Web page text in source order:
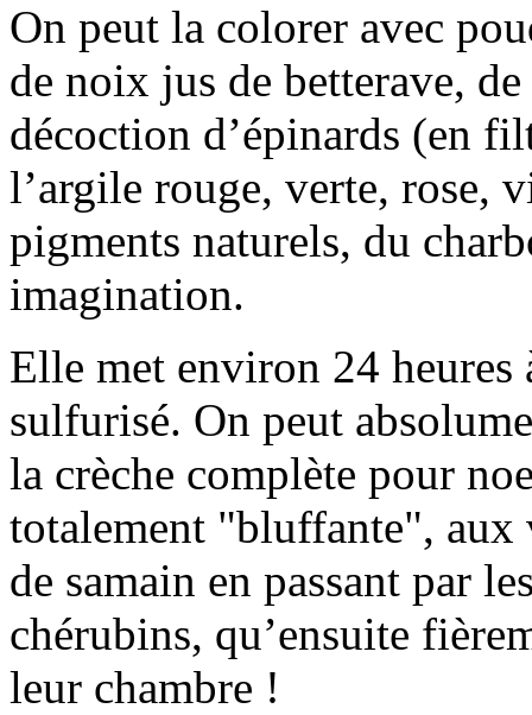
On peut la colorer avec
de noix jus de betterave,
décoction d’épinards (en
l’argile rouge, verte, rose,
pigments naturels, du
imagination.
Elle met environ 24 heures
sulfurisé. On peut
la crèche complète pour
totalement "bluffante", aux
de samain en passant par
chérubins, qu’ensuite
leur chambre !